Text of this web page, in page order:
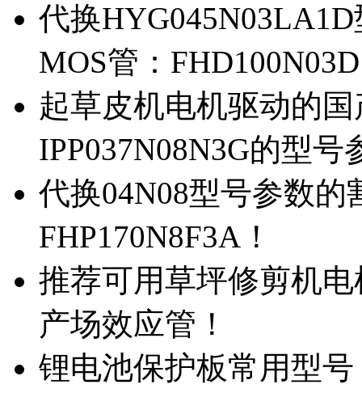
代换
MOS管：
起草皮机电机驱动的
IPP037N08N3G的型号
代换04N08型号参数
FHP170N8F3A！
推荐可用草坪修剪机电
产场效应管！
锂电池保护板常用型号